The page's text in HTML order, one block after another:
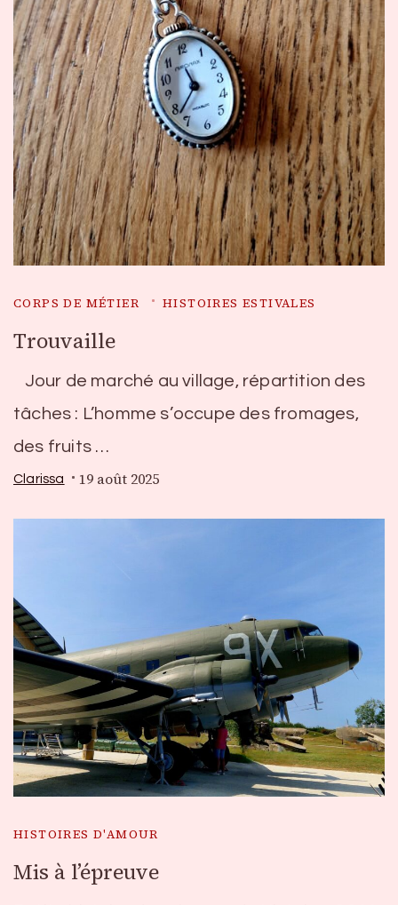
CORPS DE MÉTIER HISTOIRES ESTIVALES
Trouvaille
Jour de marché au village, répartition des
tâches : L’homme s’occupe des fromages,
des fruits …
Clarissa 19 août 2025
HISTOIRES D'AMOUR
Mis à l’épreuve